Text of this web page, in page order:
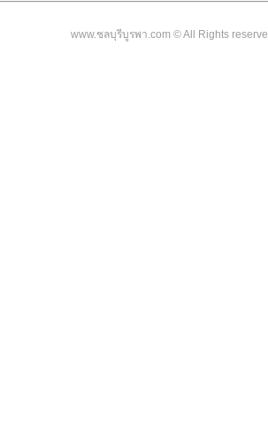
www.ชลบุรีบูรพา.com © All Rights